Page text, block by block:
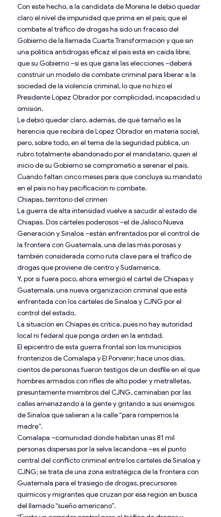
Con este hecho, a la candidata de Morena le debió quedar
claro el nivel de impunidad que prima en el país; que el
combate al tráfico de drogas ha sido un fracaso del
Gobierno de la llamada Cuarta Transformación y que sin
una política antidrogas eficaz el país está en caída libre;
que su Gobierno –si es que gana las elecciones –deberá
construir un modelo de combate criminal para liberar a la
sociedad de la violencia criminal, lo que no hizo el
Presidente López Obrador por complicidad, incapacidad u
omisión.
Le debió quedar claro, además, de qué tamaño es la
herencia que recibirá de López Obrador en materia social,
pero, sobre todo, en el tema de la seguridad pública, un
rubro totalmente abandonado por el mandatario, quien al
inicio de su Gobierno se comprometió a serenar el país.
Cuando faltan cinco meses para que concluya su mandato
en el país no hay pacificación ni combate.
Chiapas, territorio del crimen
La guerra de alta intensidad vuelve a sacudir al estado de
Chiapas. Dos cárteles poderosos –el de Jalisco Nueva
Generación y Sinaloa –están enfrentados por el control de
la frontera con Guatemala, una de las más porosas y
también considerada como ruta clave para el tráfico de
drogas que proviene de centro y Sudamérica.
Y, por si fuera poco, ahora emergió el cártel de Chiapas y
Guatemala, una nueva organización criminal que está
enfrentada con los cárteles de Sinaloa y CJNG por el
control del estado.
La situación en Chiapas es crítica, pues no hay autoridad
local ni federal que ponga orden en la entidad.
El epicentro de esta guerra frontal son los municipios
fronterizos de Comalapa y El Porvenir; hace unos días,
cientos de personas fueron testigos de un desfile en el que
hombres armados con rifles de alto poder y metralletas,
presuntamente miembros del CJNG, caminaban por las
calles amenazando a la gente y gritando a sus enemigos
de Sinaloa que salieran a la calle “para rompernos la
madre”.
Comalapa –comunidad donde habitan unas 81 mil
personas dispersas por la selva lacandona –es el punto
central del conflicto criminal entre los cárteles de Sinaloa y
CJNG; se trata de una zona estratégica de la frontera con
Guatemala para el trasiego de drogas, precursores
químicos y migrantes que cruzan por esa región en busca
del llamado “sueño americano”.